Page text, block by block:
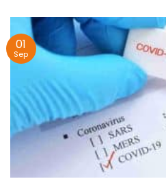
01
Sep